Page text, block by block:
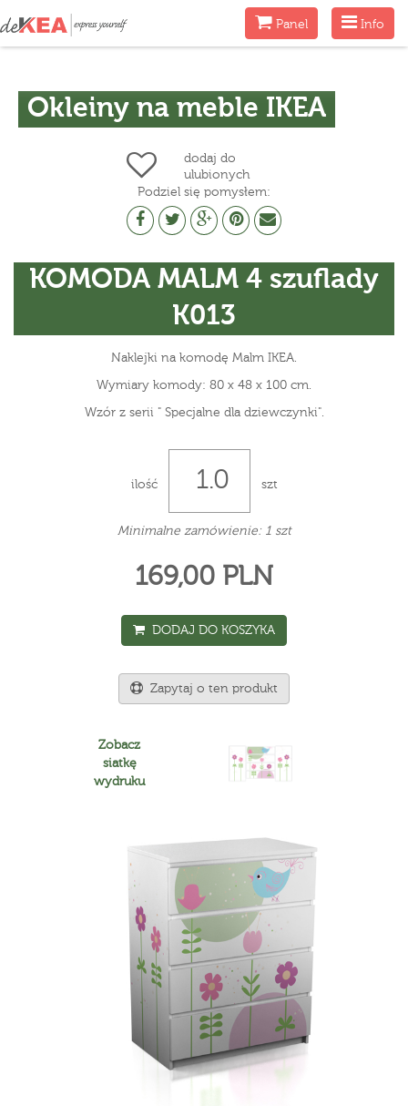
Menu
Info
MenuPanel
Okleiny na meble IKEA
dodaj do
ulubionych
Podziel się pomysłem:
KOMODA MALM 4 szuflady
K013
Naklejki na komodę Malm IKEA.
Wymiary komody: 80 x 48 x 100 cm.
Wzór z serii " Specjalne dla dziewczynki".
ilość szt
Minimalne zamówienie: 1 szt
169,00 PLN
DODAJ DO KOSZYKA
Zapytaj o ten produkt
Zobacz
siatkę
wydruku